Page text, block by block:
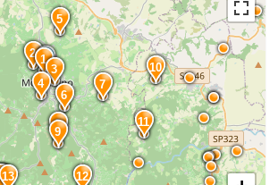
13 12
11
10
9
8
7
6
5
4
3
2 1